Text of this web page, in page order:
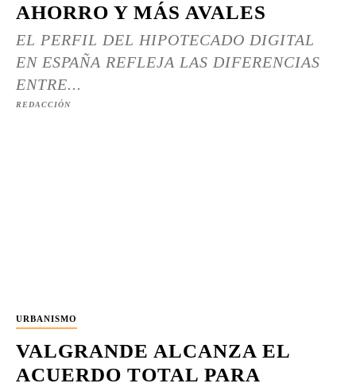
AHORRO Y MÁS AVALES
EL PERFIL DEL HIPOTECADO DIGITAL
EN ESPAÑA REFLEJA LAS DIFERENCIAS
ENTRE...
REDACCIÓN
URBANISMO
VALGRANDE ALCANZA EL
ACUERDO TOTAL PARA